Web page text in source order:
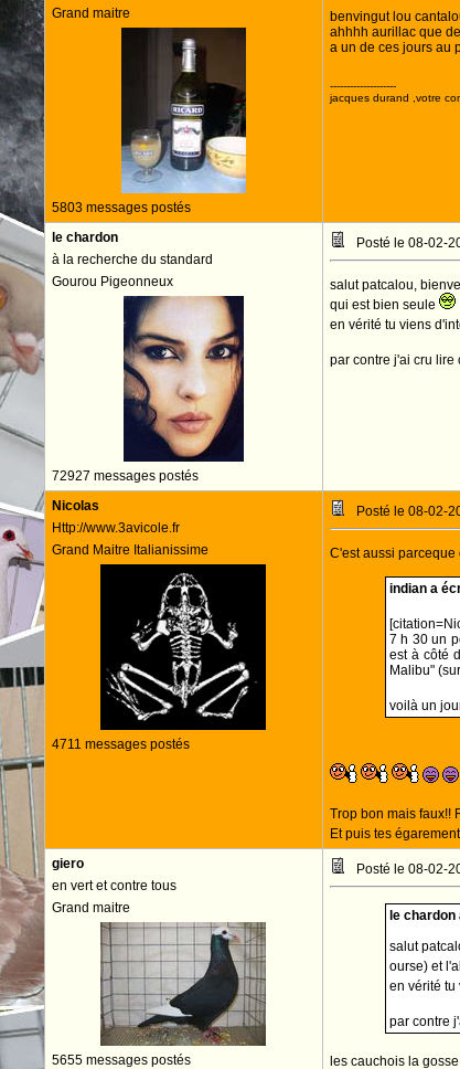
Grand maitre
5803 messages postés
benvingut lou
ahhhh aurillac que
a un de ces jours au
--------------------
jacques durand ,votre
le chardon
à la recherche du standard
Gourou Pigeonneux
72927 messages postés
Posté le 08-02-
salut patcalou,
qui est bien seule
en vérité tu viens
par contre j'ai cru lire
Nicolas
Http://www.3avicole.fr
Grand Maitre Italianissime
4711 messages postés
Posté le 08-02-
C'est aussi parceque
indian a
7 h 30 un
est à côté
Malibu"
voilà un
Trop bon mais faux!!
Et puis tes
giero
en vert et contre tous
Grand maitre
5655 messages postés
Posté le 08-02-
le chardon
salut
ourse) et
en vérité tu
par contre
les cauchois la